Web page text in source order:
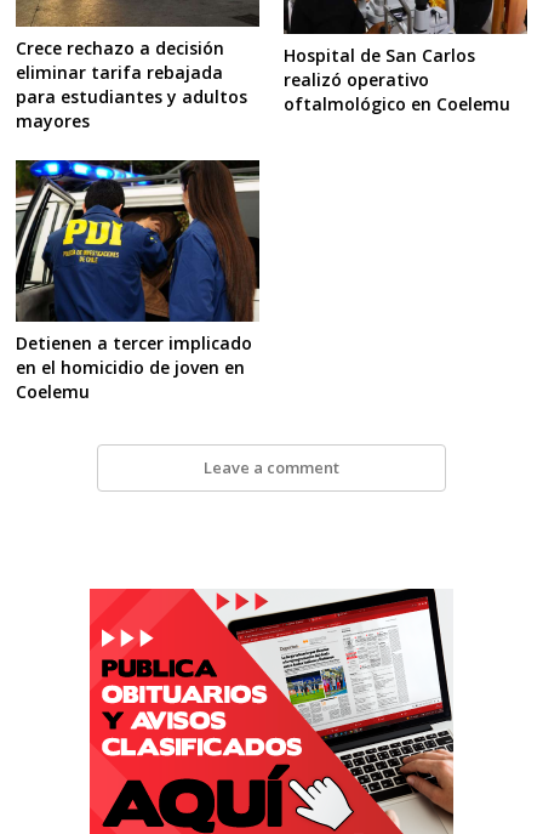
Crece rechazo a decisión
eliminar tarifa rebajada
para estudiantes y adultos
mayores
Hospital de San Carlos
realizó operativo
oftalmológico en Coelemu
Detienen a tercer implicado
en el homicidio de joven en
Coelemu
Leave a comment